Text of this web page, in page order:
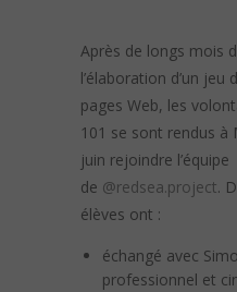
Après de longs mois
l’élaboration d’un
pages Web, les
101 se sont rendus à
juin rejoindre l’équipe
de @redsea.project.
élèves ont :
échangé avec
professionnel et